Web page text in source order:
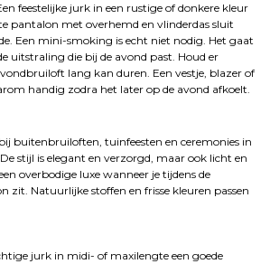
feestelijke jurk in een rustige of donkere kleur
pantalon met overhemd en vlinderdas sluit
Een mini-smoking is echt niet nodig. Het gaat
uitstraling die bij de avond past. Houd er
lang kan duren. Een vestje, blazer of
handig zodra het later op de avond afkoelt.
buitenbruiloften, tuinfeesten en ceremonies in
stijl is elegant en verzorgd, maar ook licht en
overbodige luxe wanneer je tijdens de
zit. Natuurlijke stoffen en frisse kleuren passen
jurk in midi- of maxilengte een goede